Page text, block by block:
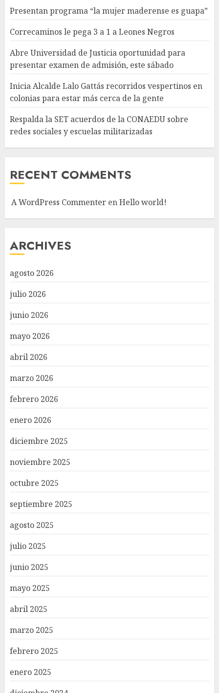
Presentan programa “la mujer maderense es guapa”
Correcaminos le pega 3 a 1 a Leones Negros
Abre Universidad de Justicia oportunidad para
presentar examen de admisión, este sábado
Inicia Alcalde Lalo Gattás recorridos vespertinos en
colonias para estar más cerca de la gente
Respalda la SET acuerdos de la CONAEDU sobre
redes sociales y escuelas militarizadas
RECENT COMMENTS
A WordPress Commenter enHello world!
ARCHIVES
agosto 2026
julio 2026
junio 2026
mayo 2026
abril 2026
marzo 2026
febrero 2026
enero 2026
diciembre 2025
noviembre 2025
octubre 2025
septiembre 2025
agosto 2025
julio 2025
junio 2025
mayo 2025
abril 2025
marzo 2025
febrero 2025
enero 2025